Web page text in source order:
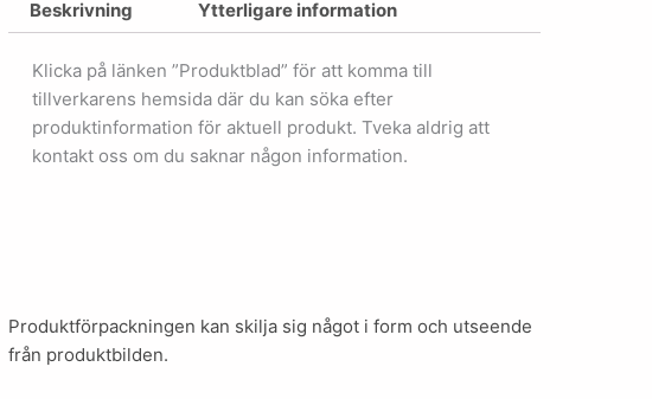
Beskrivning Ytterligare information
Klicka på länken ”Produktblad” för att komma till
tillverkarens hemsida där du kan söka efter
produktinformation för aktuell produkt. Tveka aldrig att
kontakt oss om du saknar någon information.
Produktförpackningen kan skilja sig något i form och utseende
från produktbilden.